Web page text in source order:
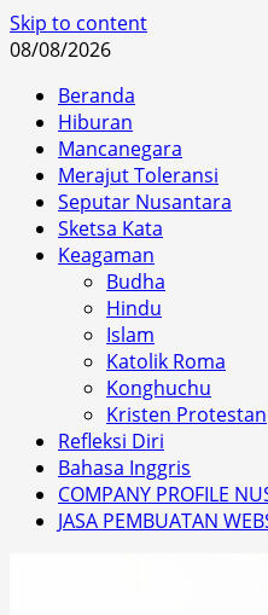
Skip to content
08/08/2026
Beranda
Hiburan
Mancanegara
Merajut Toleransi
Seputar Nusantara
Sketsa Kata
Keagaman
Budha
Hindu
Islam
Katolik Roma
Konghuchu
Kristen Protestan
Refleksi Diri
Bahasa Inggris
COMPANY PROFILE
JASA PEMBUATAN